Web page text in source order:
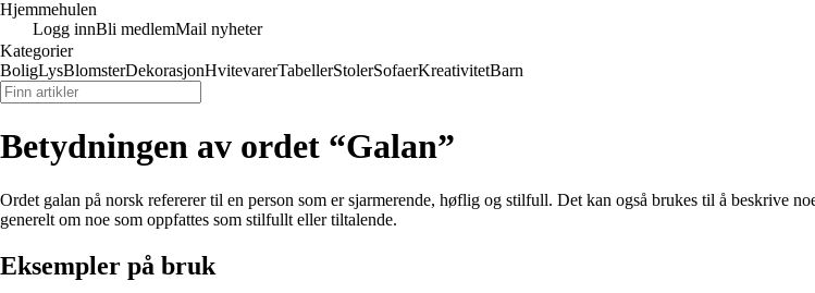
Hjemmehulen
Logg innBli medlemMail nyheter
Kategorier
BoligLysBlomsterDekorasjonHvitevarerTabellerStolerSofaerKreativitetBarn
Betydningen av ordet “Galan”
Ordet galan på norsk refererer til en person som er sjarmerende, høflig og stilfull. Det kan også brukes til å beskrive
generelt om noe som oppfattes som stilfullt eller tiltalende.
Eksempler på bruk